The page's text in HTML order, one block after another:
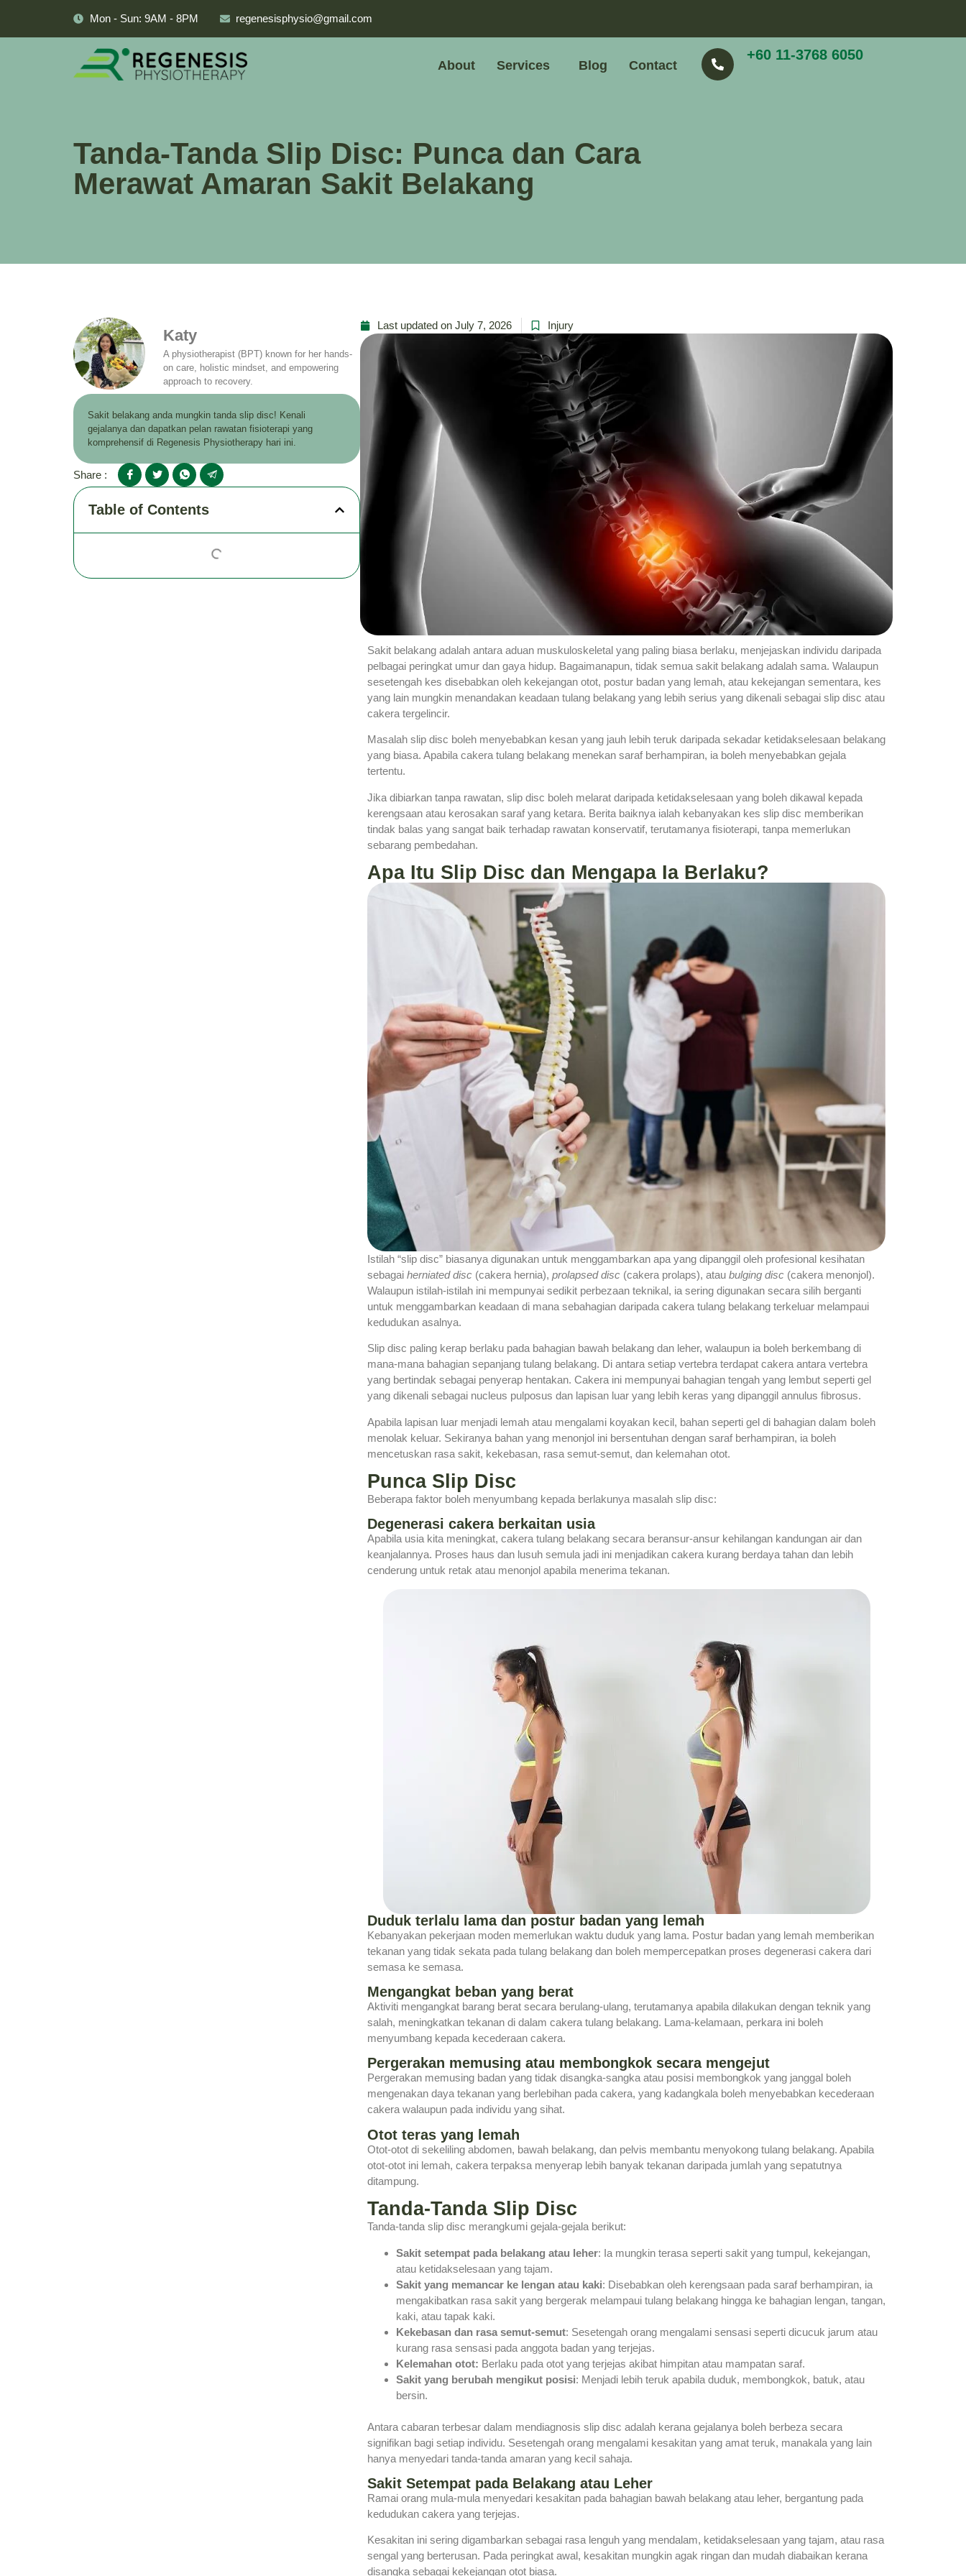
Mon - Sun: 9AM - 8PM regenesisphysio@gmail.com
About Services Blog Contact
+60 11-3768 6050
Tanda-Tanda Slip Disc: Punca dan Cara
Merawat Amaran Sakit Belakang
Katy
A physiotherapist (BPT) known for her hands-
on care, holistic mindset, and empowering
approach to recovery.
Sakit belakang anda mungkin tanda slip disc! Kenali
gejalanya dan dapatkan pelan rawatan fisioterapi yang
komprehensif di Regenesis Physiotherapy hari ini.
Share :
Table of Contents
Last updated on July 7, 2026 Injury
Sakit belakang adalah antara aduan muskuloskeletal yang paling biasa berlaku, menjejaskan individu daripada
pelbagai peringkat umur dan gaya hidup. Bagaimanapun, tidak semua sakit belakang adalah sama. Walaupun
sesetengah kes disebabkan oleh kekejangan otot, postur badan yang lemah, atau kekejangan sementara, kes
yang lain mungkin menandakan keadaan tulang belakang yang lebih serius yang dikenali sebagai slip disc atau
cakera tergelincir.
Masalah slip disc boleh menyebabkan kesan yang jauh lebih teruk daripada sekadar ketidakselesaan belakang
yang biasa. Apabila cakera tulang belakang menekan saraf berhampiran, ia boleh menyebabkan gejala
tertentu.
Jika dibiarkan tanpa rawatan, slip disc boleh melarat daripada ketidakselesaan yang boleh dikawal kepada
kerengsaan atau kerosakan saraf yang ketara. Berita baiknya ialah kebanyakan kes slip disc memberikan
tindak balas yang sangat baik terhadap rawatan konservatif, terutamanya fisioterapi, tanpa memerlukan
sebarang pembedahan.
Apa Itu Slip Disc dan Mengapa Ia Berlaku?
Istilah “slip disc” biasanya digunakan untuk menggambarkan apa yang dipanggil oleh profesional kesihatan
sebagai herniated disc (cakera hernia), prolapsed disc (cakera prolaps), atau bulging disc (cakera menonjol).
Walaupun istilah-istilah ini mempunyai sedikit perbezaan teknikal, ia sering digunakan secara silih berganti
untuk menggambarkan keadaan di mana sebahagian daripada cakera tulang belakang terkeluar melampaui
kedudukan asalnya.
Slip disc paling kerap berlaku pada bahagian bawah belakang dan leher, walaupun ia boleh berkembang di
mana-mana bahagian sepanjang tulang belakang. Di antara setiap vertebra terdapat cakera antara vertebra
yang bertindak sebagai penyerap hentakan. Cakera ini mempunyai bahagian tengah yang lembut seperti gel
yang dikenali sebagai nucleus pulposus dan lapisan luar yang lebih keras yang dipanggil annulus fibrosus.
Apabila lapisan luar menjadi lemah atau mengalami koyakan kecil, bahan seperti gel di bahagian dalam boleh
menolak keluar. Sekiranya bahan yang menonjol ini bersentuhan dengan saraf berhampiran, ia boleh
mencetuskan rasa sakit, kekebasan, rasa semut-semut, dan kelemahan otot.
Punca Slip Disc
Beberapa faktor boleh menyumbang kepada berlakunya masalah slip disc:
Degenerasi cakera berkaitan usia
Apabila usia kita meningkat, cakera tulang belakang secara beransur-ansur kehilangan kandungan air dan
keanjalannya. Proses haus dan lusuh semula jadi ini menjadikan cakera kurang berdaya tahan dan lebih
cenderung untuk retak atau menonjol apabila menerima tekanan.
Duduk terlalu lama dan postur badan yang lemah
Kebanyakan pekerjaan moden memerlukan waktu duduk yang lama. Postur badan yang lemah memberikan
tekanan yang tidak sekata pada tulang belakang dan boleh mempercepatkan proses degenerasi cakera dari
semasa ke semasa.
Mengangkat beban yang berat
Aktiviti mengangkat barang berat secara berulang-ulang, terutamanya apabila dilakukan dengan teknik yang
salah, meningkatkan tekanan di dalam cakera tulang belakang. Lama-kelamaan, perkara ini boleh
menyumbang kepada kecederaan cakera.
Pergerakan memusing atau membongkok secara mengejut
Pergerakan memusing badan yang tidak disangka-sangka atau posisi membongkok yang janggal boleh
mengenakan daya tekanan yang berlebihan pada cakera, yang kadangkala boleh menyebabkan kecederaan
cakera walaupun pada individu yang sihat.
Otot teras yang lemah
Otot-otot di sekeliling abdomen, bawah belakang, dan pelvis membantu menyokong tulang belakang. Apabila
otot-otot ini lemah, cakera terpaksa menyerap lebih banyak tekanan daripada jumlah yang sepatutnya
ditampung.
Tanda-Tanda Slip Disc
Tanda-tanda slip disc merangkumi gejala-gejala berikut:
Sakit setempat pada belakang atau leher: Ia mungkin terasa seperti sakit yang tumpul, kekejangan,
atau ketidakselesaan yang tajam.
Sakit yang memancar ke lengan atau kaki: Disebabkan oleh kerengsaan pada saraf berhampiran, ia
mengakibatkan rasa sakit yang bergerak melampaui tulang belakang hingga ke bahagian lengan, tangan,
kaki, atau tapak kaki.
Kekebasan dan rasa semut-semut: Sesetengah orang mengalami sensasi seperti dicucuk jarum atau
kurang rasa sensasi pada anggota badan yang terjejas.
Kelemahan otot: Berlaku pada otot yang terjejas akibat himpitan atau mampatan saraf.
Sakit yang berubah mengikut posisi: Menjadi lebih teruk apabila duduk, membongkok, batuk, atau
bersin.
Antara cabaran terbesar dalam mendiagnosis slip disc adalah kerana gejalanya boleh berbeza secara
signifikan bagi setiap individu. Sesetengah orang mengalami kesakitan yang amat teruk, manakala yang lain
hanya menyedari tanda-tanda amaran yang kecil sahaja.
Sakit Setempat pada Belakang atau Leher
Ramai orang mula-mula menyedari kesakitan pada bahagian bawah belakang atau leher, bergantung pada
kedudukan cakera yang terjejas.
Kesakitan ini sering digambarkan sebagai rasa lenguh yang mendalam, ketidakselesaan yang tajam, atau rasa
sengal yang berterusan. Pada peringkat awal, kesakitan mungkin agak ringan dan mudah diabaikan kerana
disangka sebagai kekejangan otot biasa.